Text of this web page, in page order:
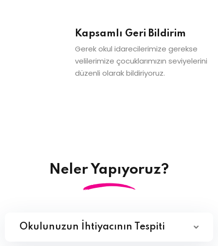
Kapsamlı Geri Bildirim
Gerek okul idarecilerimize gerekse
velilerimize çocuklarımızın seviyelerini
düzenli olarak bildiriyoruz.
Neler Yapıyoruz?
Okulunuzun İhtiyacının Tespiti